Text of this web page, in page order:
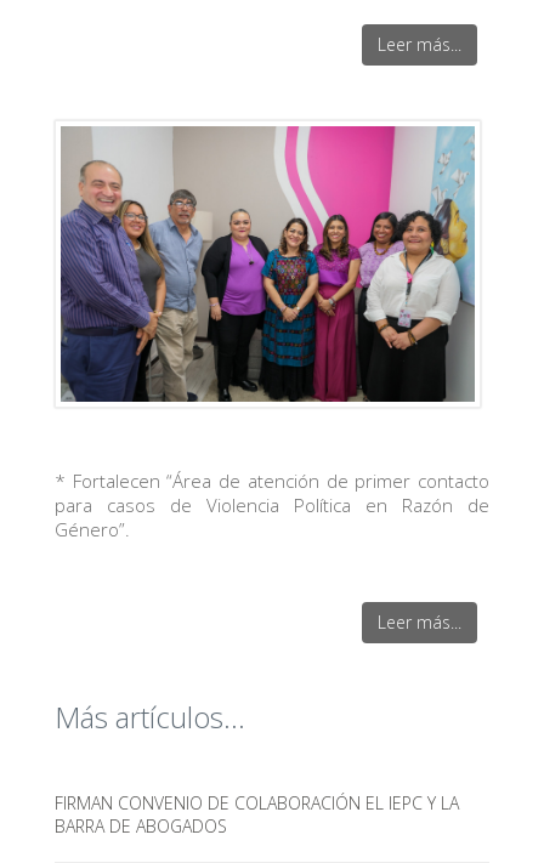
Leer más...
* Fortalecen “Área de atención de primer contacto
para casos de Violencia Política en Razón de
Género”.
Leer más...
Más artículos...
FIRMAN CONVENIO DE COLABORACIÓN EL IEPC Y LA
BARRA DE ABOGADOS